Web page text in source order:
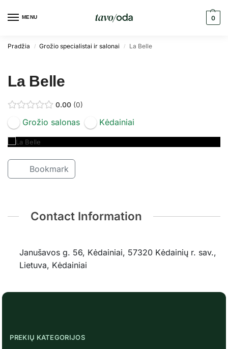
MENU 0
Pradžia / Grožio specialistai ir salonai / La Belle
La Belle
0.00 0
Grožio salonas Kėdainiai
Bookmark
Contact Information
Janušavos g. 56, Kėdainiai, 57320 Kėdainių r. sav.,
Lietuva, Kėdainiai
PREKIŲ KATEGORIJOS